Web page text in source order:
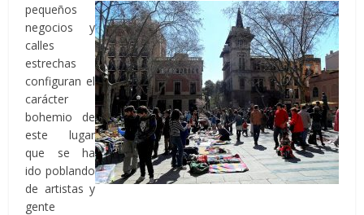
pequeños
negocios y
calles
estrechas
configuran el
carácter
bohemio de
este lugar
que se ha
ido poblando
de artistas y
gente